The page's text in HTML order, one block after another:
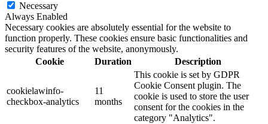
Necessary
Always Enabled
Necessary cookies are absolutely essential for the website to
function properly. These cookies ensure basic functionalities and
security features of the website, anonymously.
Cookie
Duration Description
cookielawinfo-
checkbox-analytics
11
months
This cookie is set by GDPR
Cookie Consent plugin. The
cookie is used to store the user
consent for the cookies in the
category "Analytics".